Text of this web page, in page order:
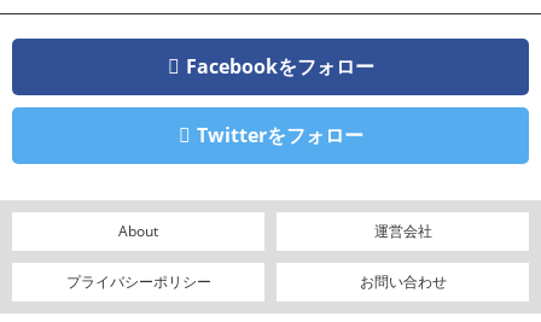
Facebookをフォロー
Twitterをフォロー
About 運営会社
プライバシーポリシー お問い合わせ